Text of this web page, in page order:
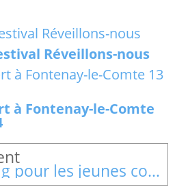
Réveillons-nous
à Fontenay-le-Comte
Alcool : vers 0,2 g pour les jeunes conducteurs